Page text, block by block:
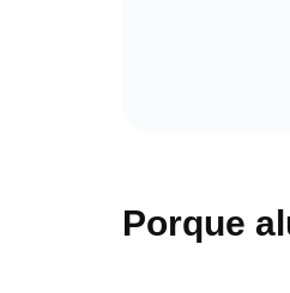
Porque